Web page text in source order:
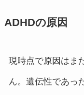
ADHDの原因
現時点で原因はま
ん。遺伝性であっ